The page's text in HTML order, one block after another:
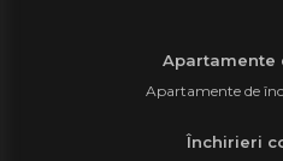
Apartamente
Apartamente de
Închirieri